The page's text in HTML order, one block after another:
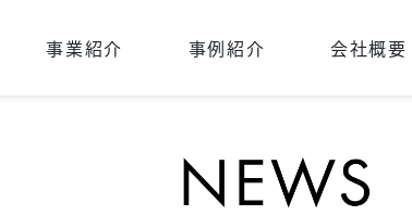
事業紹介 事例紹介 会社概要